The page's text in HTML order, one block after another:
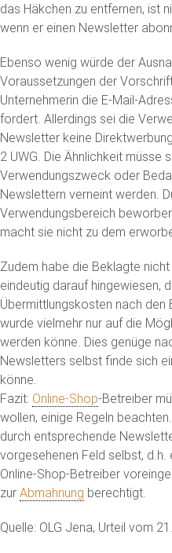
das Häkchen zu entfernen, ist
wenn er einen Newsletter
Ebenso wenig würde der
Voraussetzungen der
Unternehmerin die E-Mail-
fordert. Allerdings sei die
Newsletter keine
2 UWG. Die Ähnlichkeit
Verwendungszweck oder
Newslettern verneint werden.
Verwendungsbereich
macht sie nicht zu dem
Zudem habe die Beklagte
eindeutig darauf hingewiesen,
Übermittlungskosten nach den
wurde vielmehr nur auf die
werden könne. Dies genüge
Newsletters selbst finde sich
könne.
Fazit: Online-Shop-Betreiber
wollen, einige Regeln
durch entsprechende
vorgesehenen Feld selbst,
Online-Shop-Betreiber
zur Abmahnung berechtigt.
Quelle: OLG Jena, Urteil vom